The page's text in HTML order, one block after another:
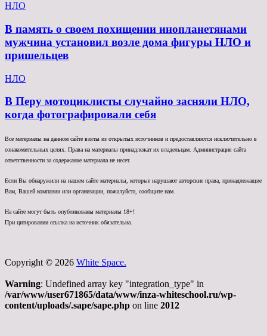
НЛО
В память о своем похищении инопланетянами
мужчина установил возле дома фигуры НЛО и
пришельцев
НЛО
В Перу мотоциклисты случайно засняли НЛО,
когда фотографировали себя
Все материалы на данном сайте взяты из открытых источников и предоставляются исключительно в
ознакомительных целях. Права на материалы принадлежат их владельцам. Администрация сайта
ответственности за содержание материала не несет.
Если Вы обнаружили на нашем сайте материалы, которые нарушают авторские права, принадлежащие
Вам, Вашей компании или организации, пожалуйста, сообщите нам.
На сайте могут быть опубликованы материалы 18+!
При цитировании ссылка на источник обязательна.
Copyright © 2026 White Space.
Warning: Undefined array key "integration_type" in
/var/www/user671865/data/www/inza-whiteschool.ru/wp-
content/uploads/.sape/sape.php on line 2012